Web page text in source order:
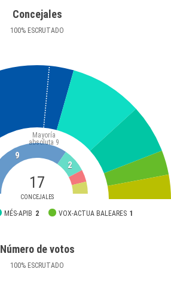
Concejales
100% ESCRUTADO
17
CONCEJALES
Mayoría
absoluta 9
MÉS-APIB 2 VOX-ACTUA BALEARES 1
9
2
Número de votos
100% ESCRUTADO